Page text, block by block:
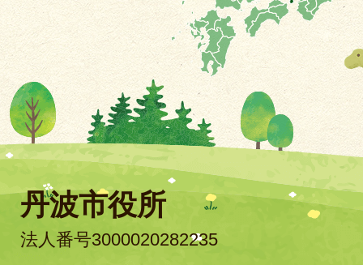
丹波市役所
法人番号3000020282235